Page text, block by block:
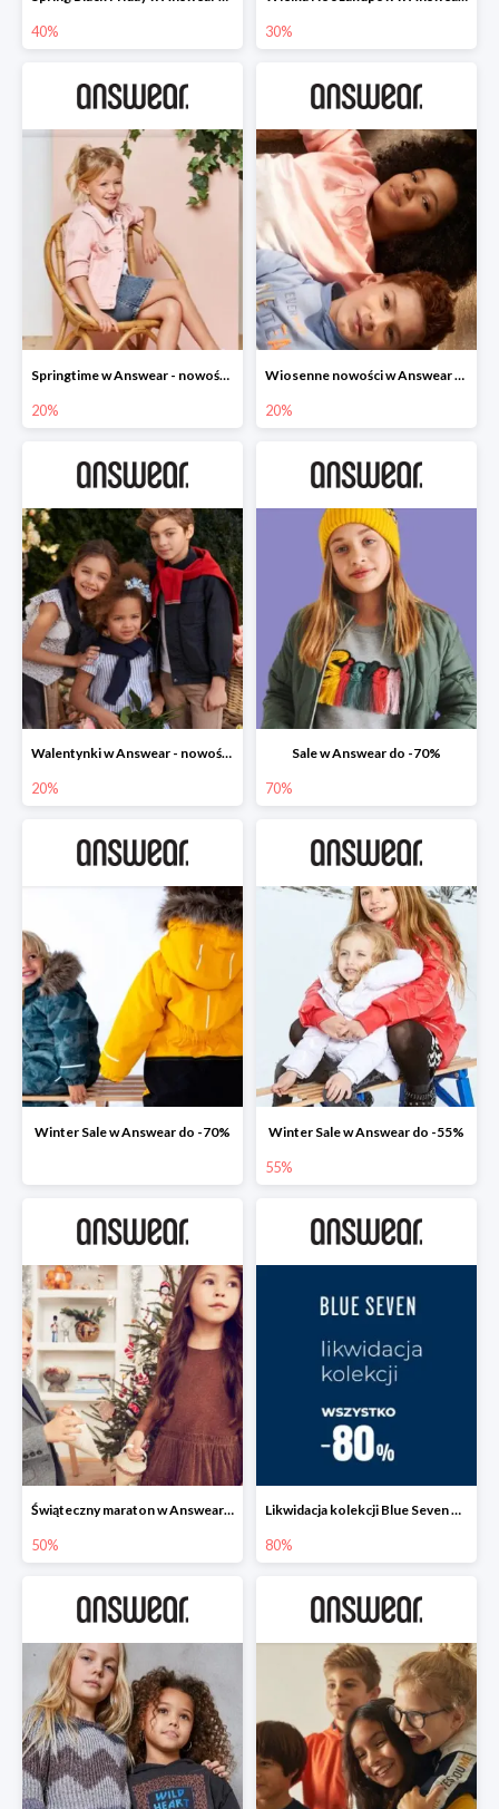
40% 30%
Springtime w Answear - nowości do -20%
20%
Wiosenne nowości w Answear do -20%
20%
Walentynki w Answear - nowości do -20%
20%
Sale w Answear do -70%
70%
Winter Sale w Answear do -70% Winter Sale w Answear do -55%
55%
Świąteczny maraton w Answear do -50%
50%
Likwidacja kolekcji Blue Seven w Answear do -80%
80%